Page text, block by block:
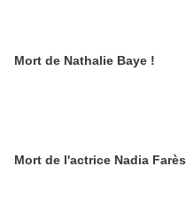
Mort de Nathalie Baye !
Mort de l'actrice Nadia Farès